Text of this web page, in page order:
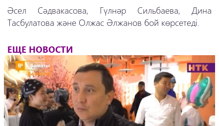
Әсел Сәдвакасова, Гүлнәр Сильбаева, Дина
Тасбулатова және Олжас Әлжанов бой көрсетеді.
ЕЩЕ НОВОСТИ